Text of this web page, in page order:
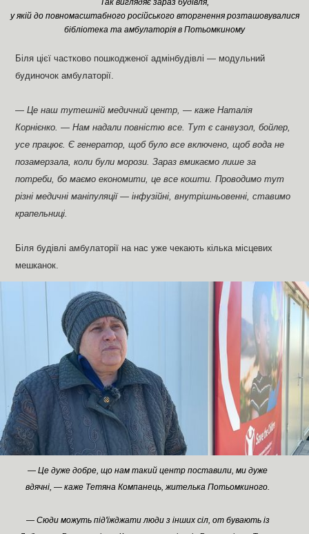
Так виглядяє зараз будівля,
у якій до повномасштабного російського вторгнення розташовувалися
бібліотека та амбулаторія в Потьомкиному
Біля цієї частково пошкодженої адмінбудівлі — модульний
будиночок амбулаторії.
— Це наш тутешній медичний центр, — каже Наталія
Корнієнко. — Нам надали повністю все. Тут є санвузол, бойлер,
усе працює. Є генератор, щоб було все включено, щоб вода не
позамерзала, коли були морози. Зараз вмикаємо лише за
потреби, бо маємо економити, це все кошти. Проводимо тут
різні медичні маніпуляції — інфузійні, внутрішньовенні, ставимо
крапельниці.
Біля будівлі амбулаторії на нас уже чекають кілька місцевих
мешканок.
— Це дуже добре, що нам такий центр поставили, ми дуже
вдячні, — каже Тетяна Компанець, жителька Потьомкиного.
— Сюди можуть під'їжджати люди з інших сіл, от бувають із